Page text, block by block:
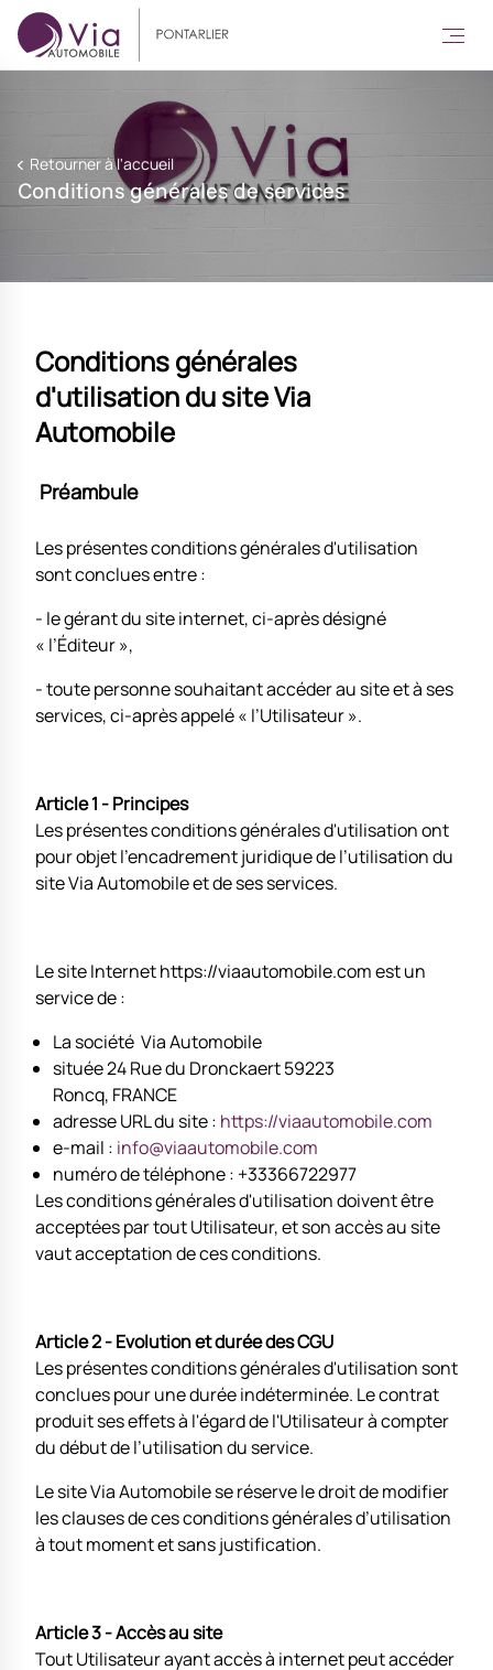
Retourner à l'accueil
Conditions générales de services
Conditions générales
d'utilisationdu site Via
Automobile
Préambule
Les présentes conditions générales d'utilisation
sont conclues entre :
- le gérant du site internet, ci-après désigné
« l’Éditeur »,
- toute personne souhaitant accéder au site et à ses
services, ci-après appelé « l’Utilisateur ».
Article 1 - Principes
Les présentes conditions générales d'utilisation ont
pour objet l'encadrement juridique de l’utilisation du
site Via Automobile et de ses services.
Le site Internet https://viaautomobile.com est un
service de :
La société Via Automobile
située 24 Rue du Dronckaert 59223
Roncq, FRANCE
adresse URL du site : https://viaautomobile.com
e-mail : info@viaautomobile.com
numéro de téléphone : +33366722977
Les conditions générales d'utilisation doivent être
acceptées par tout Utilisateur, et son accès au site
vaut acceptation de ces conditions.
Article 2 - Evolution et durée des CGU
Les présentes conditions générales d'utilisation sont
conclues pour une durée indéterminée. Le contrat
produit ses effets à l'égard de l'Utilisateur à compter
du début de l’utilisation du service.
Le site Via Automobile se réserve le droit de modifier
les clauses de ces conditions générales d’utilisation
à tout moment et sans justification.
Article 3 - Accès au site
Tout Utilisateur ayant accès à internet peut accéder